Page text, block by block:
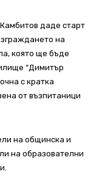
даде старт
на
която ще бъде
“Димитър
с кратка
от възпитаници
на общинска и
на образователни